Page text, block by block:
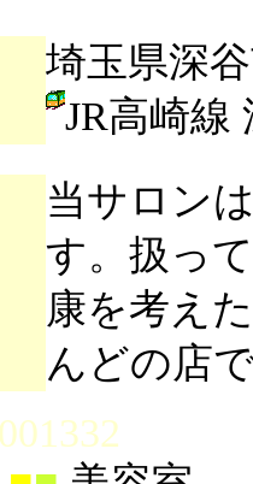
埼玉県深
JR高崎線
当サロン
す。扱っ
康を考え
んどの店